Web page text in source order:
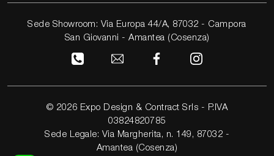
Sede Showroom: Via Europa 44/A, 87032 - Campora
San Giovanni - Amantea (Cosenza)
© 2026 Expo Design & Contract Srls - P.IVA
03824820785
Sede Legale: Via Margherita, n. 149, 87032 -
Amantea (Cosenza)